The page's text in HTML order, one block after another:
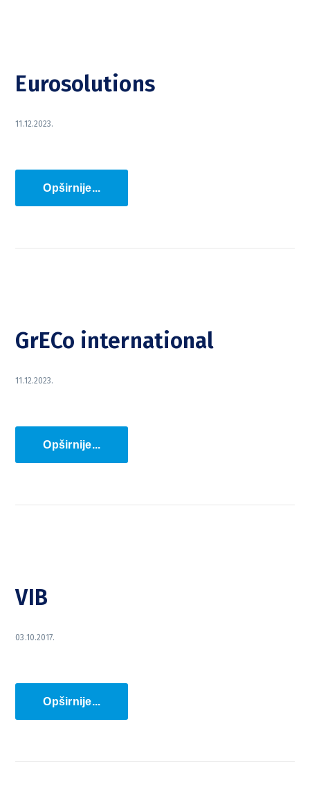
Eurosolutions
11.12.2023.
Opširnije...
GrECo international
11.12.2023.
Opširnije...
VIB
03.10.2017.
Opširnije...